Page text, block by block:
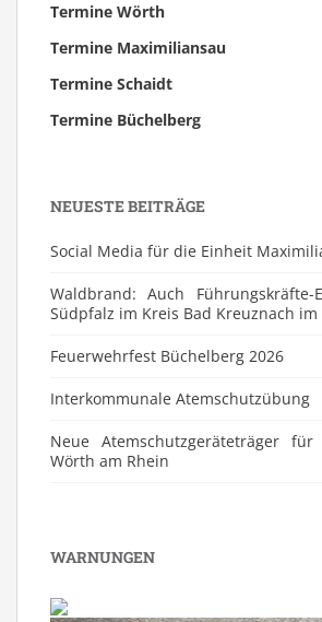
Termine Wörth
Termine Maximiliansau
Termine Schaidt
Termine Büchelberg
NEUESTE BEITRÄGE
Social Media für die Einheit
Waldbrand: Auch
Südpfalz im Kreis Bad Kreuznach im
Feuerwehrfest Büchelberg 2026
⁠Interkommunale Atemschutzübung
Neue Atemschutzgeräteträger
Wörth am Rhein
WARNUNGEN